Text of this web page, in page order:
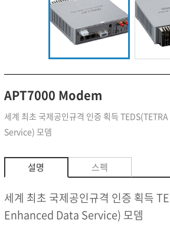
APT7000 Modem
세계 최초 국제공인규격 인증 획득
Service) 모뎀
설명 스펙
세계 최초 국제공인규격 인증 획득
Enhanced Data Service) 모뎀